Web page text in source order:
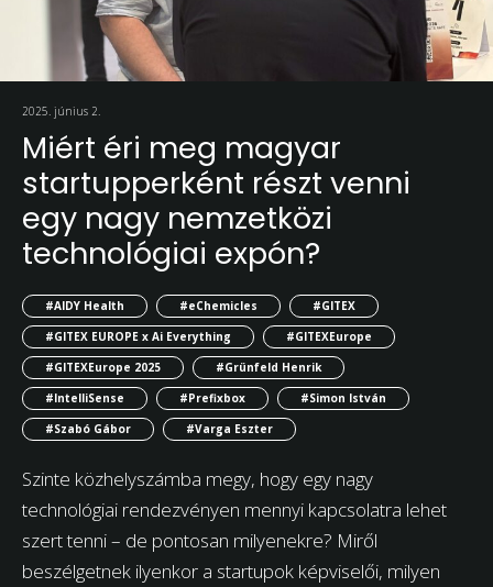
2025. június 2.
Miért éri meg magyar
startupperként részt venni
egy nagy nemzetközi
technológiai expón?
#AIDY Health #eChemicles
#GITEX
#GITEX EUROPE x Ai Everything
#GITEXEurope
#GITEXEurope 2025
#Grünfeld Henrik
#IntelliSense
#Prefixbox
#Simon István
#Szabó Gábor
#Varga Eszter
Szinte közhelyszámba megy, hogy egy nagy
technológiai rendezvényen mennyi kapcsolatra lehet
szert tenni – de pontosan milyenekre? Miről
beszélgetnek ilyenkor a startupok képviselői, milyen